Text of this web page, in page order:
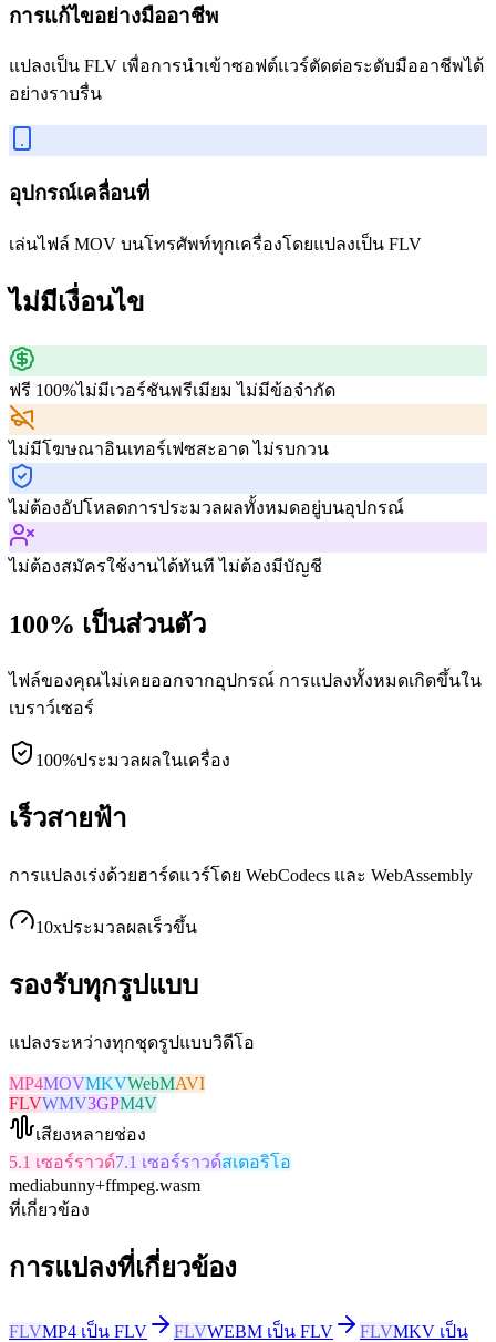
การแก้ไขอย่างมืออาชีพ
แปลงเป็น FLV เพื่อการนำเข้าซอฟต์แวร์ตัดต่อระดับมืออาชีพได้
อย่างราบรื่น
อุปกรณ์เคลื่อนที่
เล่นไฟล์ MOV บนโทรศัพท์ทุกเครื่องโดยแปลงเป็น FLV
ไม่มีเงื่อนไข
ฟรี 100%ไม่มีเวอร์ชันพรีเมียม ไม่มีข้อจำกัด
ไม่มีโฆษณาอินเทอร์เฟซสะอาด ไม่รบกวน
ไม่ต้องอัปโหลดการประมวลผลทั้งหมดอยู่บนอุปกรณ์
ไม่ต้องสมัครใช้งานได้ทันที ไม่ต้องมีบัญชี
100% เป็นส่วนตัว
ไฟล์ของคุณไม่เคยออกจากอุปกรณ์ การแปลงทั้งหมดเกิดขึ้นใน
เบราว์เซอร์
100%ประมวลผลในเครื่อง
เร็วสายฟ้า
การแปลงเร่งด้วยฮาร์ดแวร์โดย WebCodecs และ WebAssembly
10xประมวลผลเร็วขึ้น
รองรับทุกรูปแบบ
แปลงระหว่างทุกชุดรูปแบบวิดีโอ
MP4MOVMKVWebMAVI
FLVWMV3GPM4V
เสียงหลายช่อง
5.1 เซอร์ราวด์7.1 เซอร์ราวด์สเตอริโอ
mediabunny+ffmpeg.wasm
ที่เกี่ยวข้อง
การแปลงที่เกี่ยวข้อง
FLVMP4 เป็น FLV FLVWEBM เป็น FLV FLVMKV เป็น